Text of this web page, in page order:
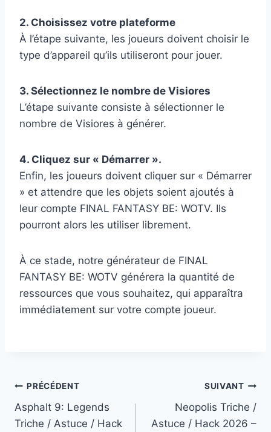
2. Choisissez votre plateforme
À l’étape suivante, les joueurs doivent choisir le
type d’appareil qu’ils utiliseront pour jouer.
3. Sélectionnez le nombre de Visiores
L’étape suivante consiste à sélectionner le
nombre de Visiores à générer.
4. Cliquez sur « Démarrer ».
Enfin, les joueurs doivent cliquer sur « Démarrer
» et attendre que les objets soient ajoutés à
leur compte FINAL FANTASY BE: WOTV. Ils
pourront alors les utiliser librement.
À ce stade, notre générateur de FINAL
FANTASY BE: WOTV générera la quantité de
ressources que vous souhaitez, qui apparaîtra
immédiatement sur votre compte joueur.
Navigation
de
PRÉCÉDENT
Asphalt 9: Legends
Triche / Astuce / Hack
SUIVANT
Neopolis Triche /
Astuce / Hack 2026 –